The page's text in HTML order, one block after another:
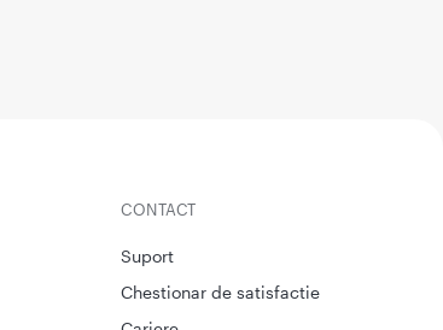
CONTACT
Suport
Chestionar de satisfactie